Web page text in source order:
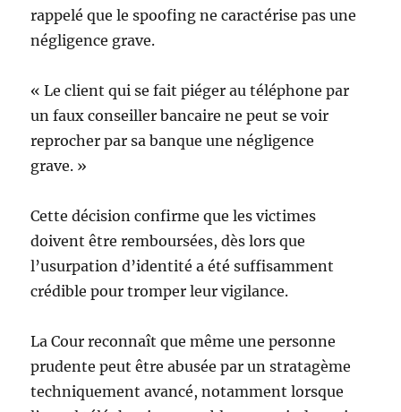
rappelé que le spoofing ne caractérise pas une
négligence grave.
« Le client qui se fait piéger au téléphone par
un faux conseiller bancaire ne peut se voir
reprocher par sa banque une négligence
grave. »
Cette décision confirme que les victimes
doivent être remboursées, dès lors que
l’usurpation d’identité a été suffisamment
crédible pour tromper leur vigilance.
La Cour reconnaît que même une personne
prudente peut être abusée par un stratagème
techniquement avancé, notamment lorsque